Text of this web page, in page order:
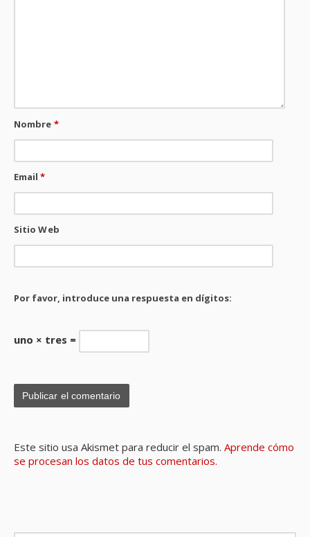
Nombre *
Email*
Sitio Web
Por favor, introduce una respuesta en dígitos:
uno × tres =
Este sitio usa Akismet para reducir el spam. Aprende cómo
se procesan los datos de tus comentarios.